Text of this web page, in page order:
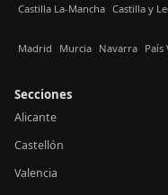
Castilla La-Mancha Castilla y
Madrid Murcia Navarra País
Secciones
Alicante
Castellón
Valencia